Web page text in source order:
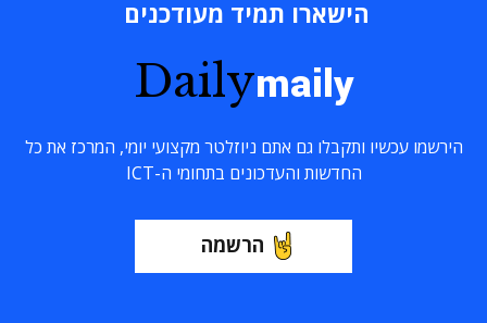
הישארו תמיד מעודכנים
Dailymaily
הירשמו עכשיו ותקבלו גם אתם ניוזלטר מקצועי יומי, המרכז את כל
החדשות והעדכונים בתחומי ה-ICT
הרשמה